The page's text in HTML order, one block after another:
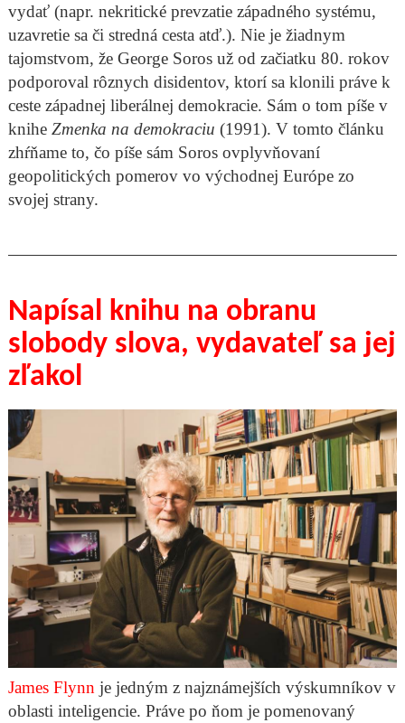
vydať (napr. nekritické prevzatie západného systému,
uzavretie sa či stredná cesta atď.). Nie je žiadnym
tajomstvom, že George Soros už od začiatku 80. rokov
podporoval rôznych disidentov, ktorí sa klonili práve k
ceste západnej liberálnej demokracie. Sám o tom píše v
knihe Zmenka na demokraciu (1991). V tomto článku
zhŕňame to, čo píše sám Soros ovplyvňovaní
geopolitických pomerov vo východnej Európe zo
svojej strany.
Napísal knihu na obranu
slobody slova, vydavateľ sa jej
zľakol
James Flynnje jedným z najznámejších výskumníkov v
oblasti inteligencie. Práve po ňom je pomenovaný